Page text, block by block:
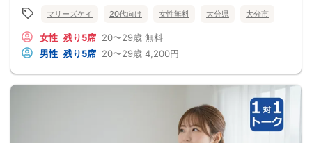
マリーズケイ 20代向け 女性無料 大分県 大分市
女性 残り5席 20〜29歳 無料
男性 残り5席 20〜29歳 4,200円